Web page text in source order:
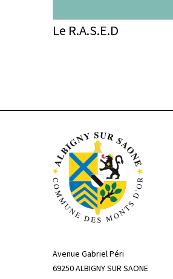
Le R.A.S.E.D
Avenue Gabriel Péri
69250 ALBIGNY SUR SAONE